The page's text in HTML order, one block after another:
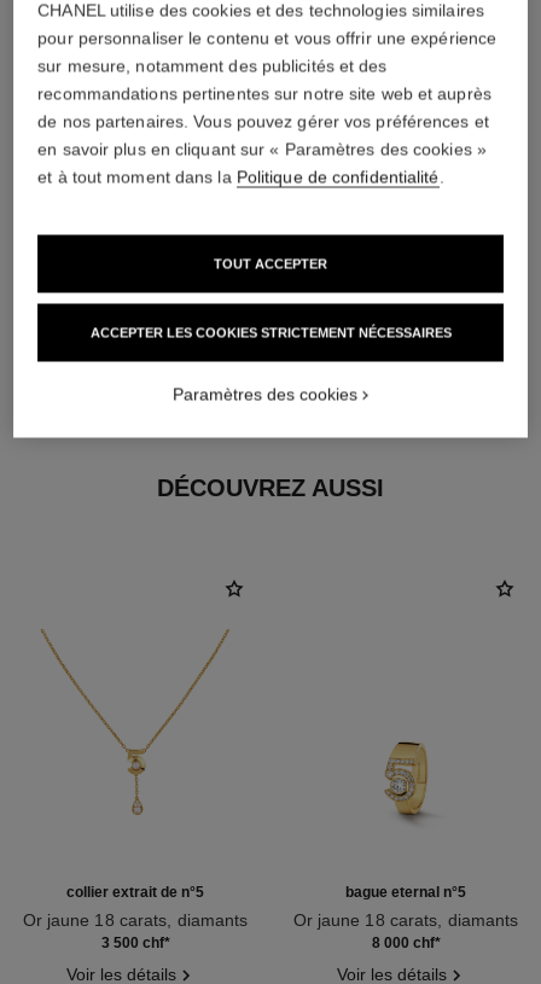
25 diamants taille brillant totalisant 0,34 carat
Caractéristiques variables**
Or jaune 18 carats
DÉCOUVREZ AUSSI
collier extrait de n°5
Or jaune 18 carats, diamants
Réf. J129043 500 chf*
Voir les détails
bague eternal n°5
Or jaune 18 carats, diamants
Réf. J132488 000 chf*
Voir les détails
CHANEL utilise des cookies et des technologies similaires
pour personnaliser le contenu et vous offrir une expérience
sur mesure, notamment des publicités et des
recommandations pertinentes sur notre site web et auprès
de nos partenaires. Vous pouvez gérer vos préférences et
en savoir plus en cliquant sur « Paramètres des cookies »
et à tout moment dans la Politique de confidentialité
ACCEPTER LES COOKIES STRICTEMENT NÉCESSAIRES
TOUT ACCEPTER
Paramètres des cookies